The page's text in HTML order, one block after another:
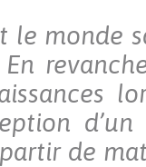
le monde
de